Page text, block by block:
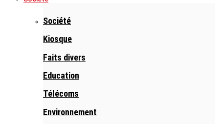
Société
Kiosque
Faits divers
Education
Télécoms
Environnement